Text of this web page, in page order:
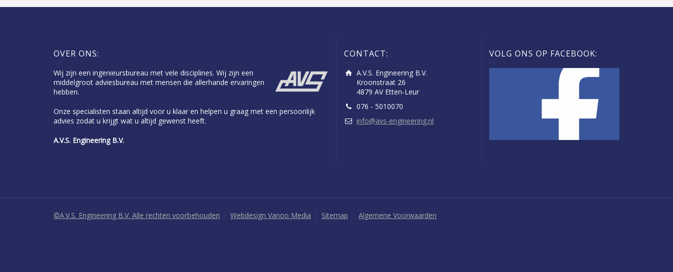
OVER ONS:
Wij zijn een ingenieursbureau met vele disciplines. Wij zijn een
middelgroot adviesbureau met mensen die allerhande ervaringen
hebben.
Onze specialisten staan altijd voor u klaar en helpen u graag met een persoonlijk
advies zodat u krijgt wat u altijd gewenst heeft.
A.V.S. Engineering B.V.
CONTACT:
A.V.S. Engineering B.V.
Kroonstraat 26
4879 AV Etten-Leur
076 - 5010070
info@avs-engineering.nl
VOLG ONS OP FACEBOOK:
©A.V.S. Engineering B.V. Alle rechten voorbehouden Webdesign Vanoo Media Sitemap Algemene Voorwaarden